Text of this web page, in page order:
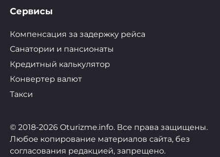
Сервисы
Компенсация за задержку рейса
Санатории и пансионаты
Кредитный калькулятор
Конвертер валют
Такси
© 2018-2026 Oturizme.info. Все права защищены.
Любое копирование материалов сайта, без
согласования редакцией, запрещено.